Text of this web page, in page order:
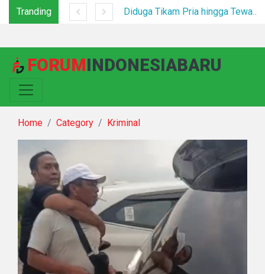
Tranding Diduga Tikam Pria hingga Tewas di Plaza Kabanjahe, Pelaku Diamankan Beberapa Menit Setelah Kejadian
FORUMINDONESIABARU
Home Category Kriminal